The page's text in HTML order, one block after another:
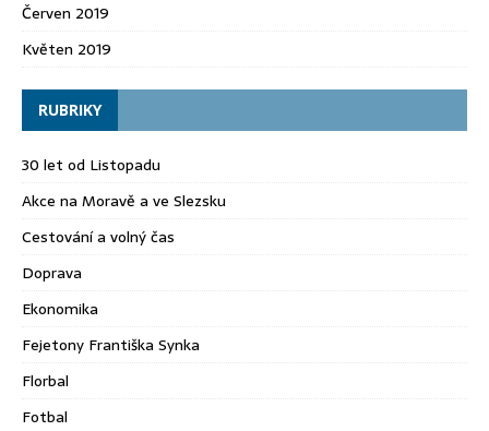
Červen 2019
Květen 2019
RUBRIKY
30 let od Listopadu
Akce na Moravě a ve Slezsku
Cestování a volný čas
Doprava
Ekonomika
Fejetony Františka Synka
Florbal
Fotbal